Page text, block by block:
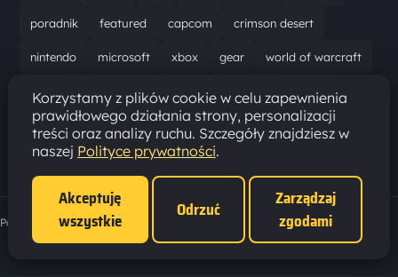
poradnik featured capcom crimson desert
nintendo microsoft xbox gear world of warcraft
solucja marathon ubisoft bungie recenzja
resident evil requiem gaming aktualizacja pc
epic games hytale
Polityka prywatności ·
Korzystamy z plików cookie w celu zapewnienia
prawidłowego działania strony, personalizacji
treści oraz analizy ruchu. Szczegóły znajdziesz w
naszej Polityce prywatności.
Akceptuję
wszystkie
Odrzuć
Zarządzaj
zgodami